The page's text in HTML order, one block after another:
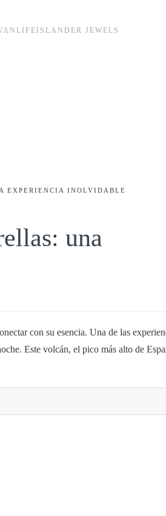
ISLANDER JEWELS
EXPERIENCIA INOLVIDABLE
una
con su esencia. Una de las
Este volcán, el pico más alto de